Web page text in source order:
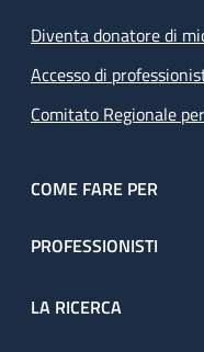
Diventa donatore di
Accesso di
Comitato Regionale
COME FARE PER
PROFESSIONISTI
LA RICERCA